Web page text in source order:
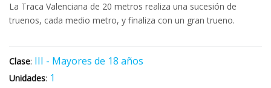
La Traca Valenciana de 20 metros realiza una sucesión de
truenos, cada medio metro, y finaliza con un gran trueno.
Clase: III - Mayores de 18 años
Unidades: 1